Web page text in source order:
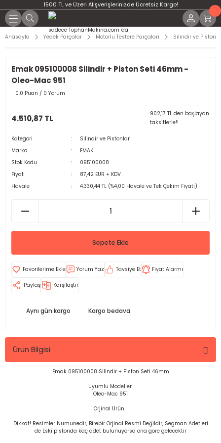
1500 TL ve Üzeri Alışverişlerinizde Ücretsiz Kargo!
Anasayfa Yedek Parçalar Motorlu Testere Parçaları Silindir ve
Emak 095100008 Silindir + Piston Seti 46mm -
Oleo-Mac 951
0.0 Puan / 0 Yorum
4.510,87 TL
902,17 TL den başlayan
taksitlerle!!
Kategori
Silindir ve Pistonlar
Marka
EMAK
Stok Kodu
095100008
Fiyat
87,42 EUR + KDV
Havale
4.330,44 TL (%4,00 Havale ve Tek Çekim Fiyatı)
Sepete Ekle
Yorum Yaz Tavsiye Et Fiyat Alarmı
Paylaş Karşılaştır
Aynı gün kargo Kargo bedava
Ürün Bilgisi
Emak 095100008 Silindir + Piston Seti 46mm
Uyumlu Modeller
Oleo-Mac 951
Orjinal Ürün
Dikkat! Resimler Numunedir, Birebir Orjinal Resmi Değildir, Segman Adetleri
de Eski pistonda kaç adet bulunuyorsa ona göre gelecektir